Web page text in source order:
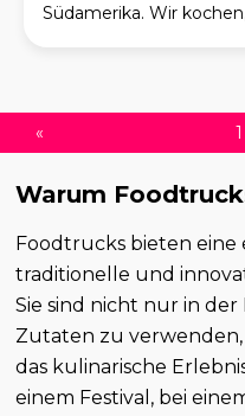
Südamerika. Wir
« 1
Warum
Foodtrucks bieten
traditionelle und
Sie sind nicht nur in
Zutaten zu
das kulinarische
einem Festival, bei